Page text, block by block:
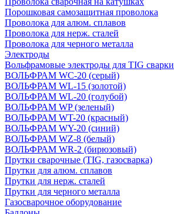
Порошковая самозащитная проволока
Проволока для алюм. сплавов
Проволока для нерж. сталей
Проволока для черного металла
Электроды
Вольфрамовые электроды для TIG сварки
ВОЛЬФРАМ WC-20 (серый)
ВОЛЬФРАМ WL-15 (золотой)
ВОЛЬФРАМ WL-20 (голубой)
ВОЛЬФРАМ WP (зеленый)
ВОЛЬФРАМ WT-20 (красный)
ВОЛЬФРАМ WY-20 (синий)
ВОЛЬФРАМ WZ-8 (белый)
ВОЛЬФРАМ WR-2 (бирюзовый)
Прутки сварочные (TIG, газосварка)
Прутки для алюм. сплавов
Прутки для нерж. сталей
Прутки для черного металла
Газосварочное оборудование